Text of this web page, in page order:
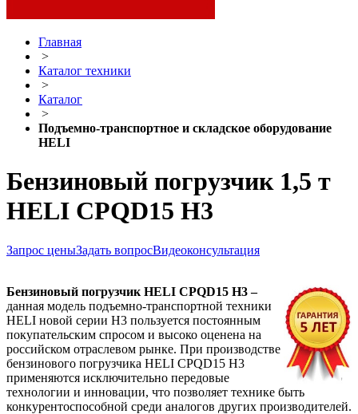
Главная
>
Каталог техники
>
Каталог
>
Подъемно-транспортное и складское оборудование
HELI
Бензиновый погрузчик 1,5 т
HELI CPQD15 H3
Запрос ценыЗадать вопросВидеоконсультация
Бензиновый погрузчик HELI CPQD15 H3–
данная модель подъемно-транспортной техники
HELI новой серии H3 пользуется постоянным
покупательским спросом и высоко оценена на
российском отраслевом рынке. При производстве
бензинового погрузчика HELI CPQD15 H3
применяются исключительно передовые
технологии и инновации, что позволяет технике быть
конкурентоспособной среди аналогов других производителей.